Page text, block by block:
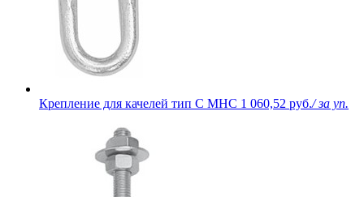
Крепление для качелей тип С МНС 1 060,52 руб./ за уп.